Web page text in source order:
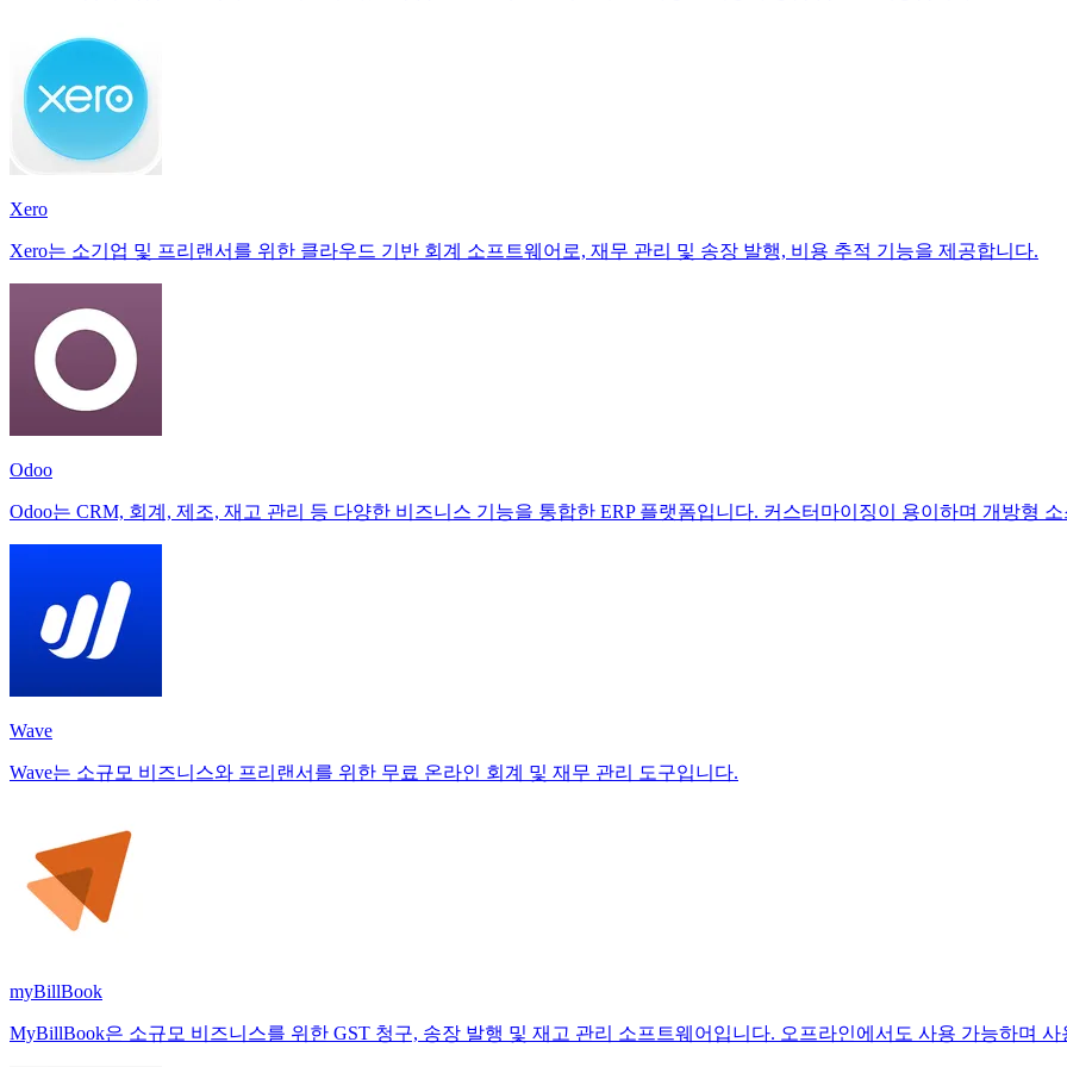
Xero
Xero는 소기업 및 프리랜서를 위한 클라우드 기반 회계 소프트웨어로, 재무 관리 및 송장 발행, 비용 추적 기능을 제공합니다.
Odoo
Odoo는 CRM, 회계, 제조, 재고 관리 등 다양한 비즈니스 기능을 통합한 ERP 플랫폼입니다. 커스터마이징이 용이하며 개방형
Wave
Wave는 소규모 비즈니스와 프리랜서를 위한 무료 온라인 회계 및 재무 관리 도구입니다.
myBillBook
MyBillBook은 소규모 비즈니스를 위한 GST 청구, 송장 발행 및 재고 관리 소프트웨어입니다. 오프라인에서도 사용 가능하며